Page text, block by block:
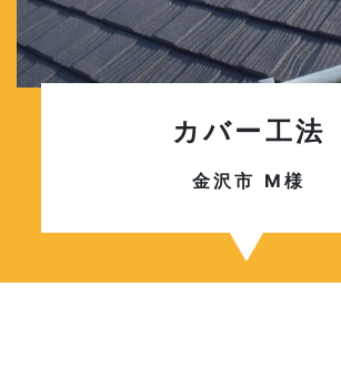
カバー工法
金沢市 M様